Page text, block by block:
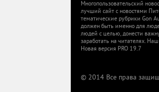
Многопользовательский
лучший сайт с новостями
тематические рубрики Gon
должен быть именно для
людей с целью, донести
заработать на читателях.
Новая версия PRO 19.7
© 2014 Все права